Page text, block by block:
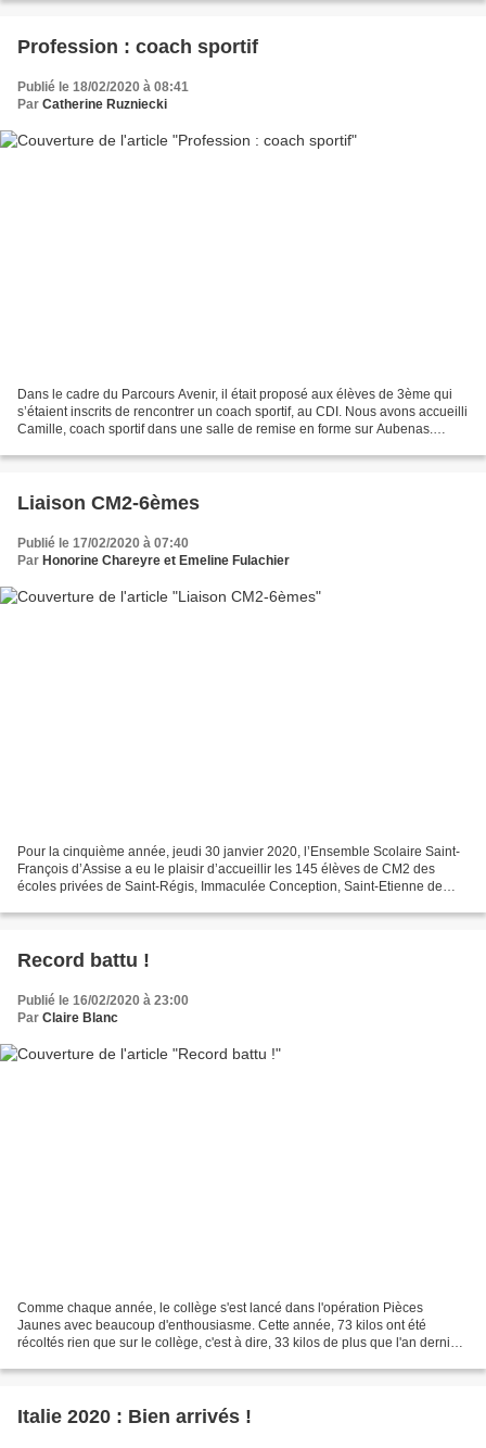
Profession : coach sportif
Publié le 18/02/2020 à 08:41
Par Catherine Ruzniecki
Dans le cadre du Parcours Avenir, il était proposé aux élèves de 3ème qui
s’étaient inscrits de rencontrer un coach sportif, au CDI. Nous avons accueilli
Camille, coach sportif dans une salle de remise en forme sur Aubenas.
Liaison CM2-6èmes
Publié le 17/02/2020 à 07:40
Par Honorine Chareyre et Emeline Fulachier
Pour la cinquième année, jeudi 30 janvier 2020, l’Ensemble Scolaire Saint-
François d’Assise a eu le plaisir d’accueillir les 145 élèves de CM2 des
écoles privées de Saint-Régis, Immaculée Conception, Saint-Etienne de
Record battu !
Publié le 16/02/2020 à 23:00
Par Claire Blanc
Comme chaque année, le collège s'est lancé dans l'opération Pièces
Jaunes avec beaucoup d'enthousiasme. Cette année, 73 kilos ont été
récoltés rien que sur le collège, c'est à dire, 33 kilos de plus que l'an dernier.
Italie 2020 : Bien arrivés !